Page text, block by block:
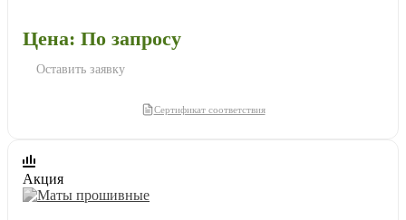
Цена: По запросу
Оставить заявку
Сертификат соответствия
Акция